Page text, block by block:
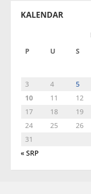
KALENDAR
P U S
3
4 5
10
11 12
17
18 19
24
25 26
31
« SRP